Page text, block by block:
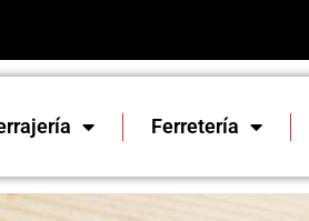
Ferretería